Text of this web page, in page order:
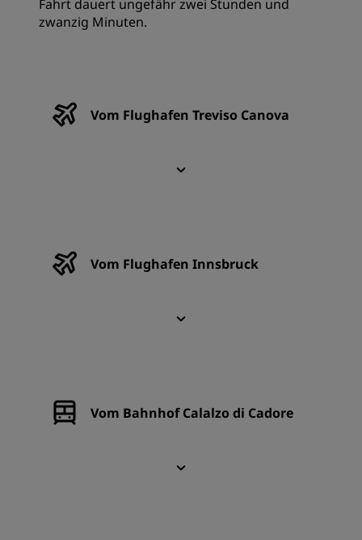
Fahrt dauert ungefähr zwei Stunden und
zwanzig Minuten.
Vom Flughafen Treviso Canova
Vom Flughafen Innsbruck
Vom Bahnhof Calalzo di Cadore